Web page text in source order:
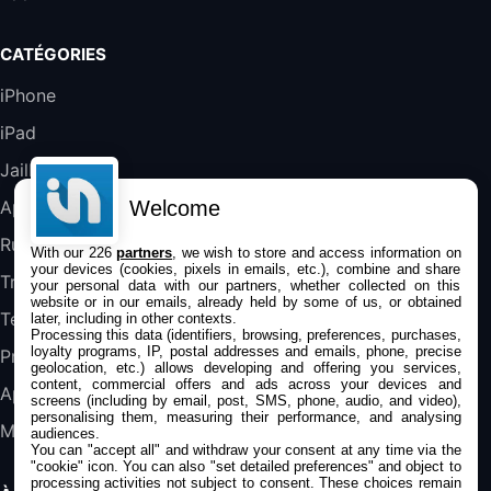
45,98€
CATÉGORIES
iPhone
iPad
Jailbreak
Applications
Rumeurs
Trucs & astuces
Tests
Promos
Apple
Mac
Welcome
With our 226partners , we wish to store and access information on
your devices (cookies, pixels in emails, etc.), combine and share
your personal data with our partners, whether collected on this
website or in our emails, already held by some of us, or obtained
later, including in other contexts.
Processing this data (identifiers, browsing, preferences, purchases,
loyalty programs, IP, postal addresses and emails, phone, precise
geolocation, etc.) allows developing and offering you services,
content, commercial offers and ads across your devices and
screens (including by email, post, SMS, phone, audio, and video),
personalising them, measuring their performance, and analysing
audiences.
You can "accept all" and withdraw your consent at any time via the
"cookie" icon. You can also "set detailed preferences" and object to
processing activities not subject to consent. These choices remain